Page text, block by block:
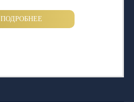
ПОДРОБНЕЕ